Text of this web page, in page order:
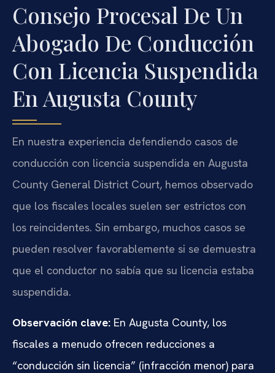
Consejo Procesal De Un
Abogado De Conducción
Con Licencia Suspendida
En Augusta County
En nuestra experiencia defendiendo casos de
conducción con licencia suspendida en Augusta
County General District Court, hemos observado
que los fiscales locales suelen ser estrictos con
los reincidentes. Sin embargo, muchos casos se
pueden resolver favorablemente si se demuestra
que el conductor no sabía que su licencia estaba
suspendida.
Observación clave: En Augusta County, los
fiscales a menudo ofrecen reducciones a
“conducción sin licencia” (infracción menor) para